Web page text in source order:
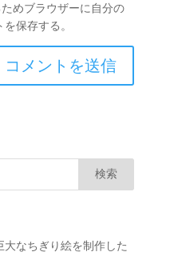
めブラウザーに自分の
保存する。
なちぎり絵を制作した